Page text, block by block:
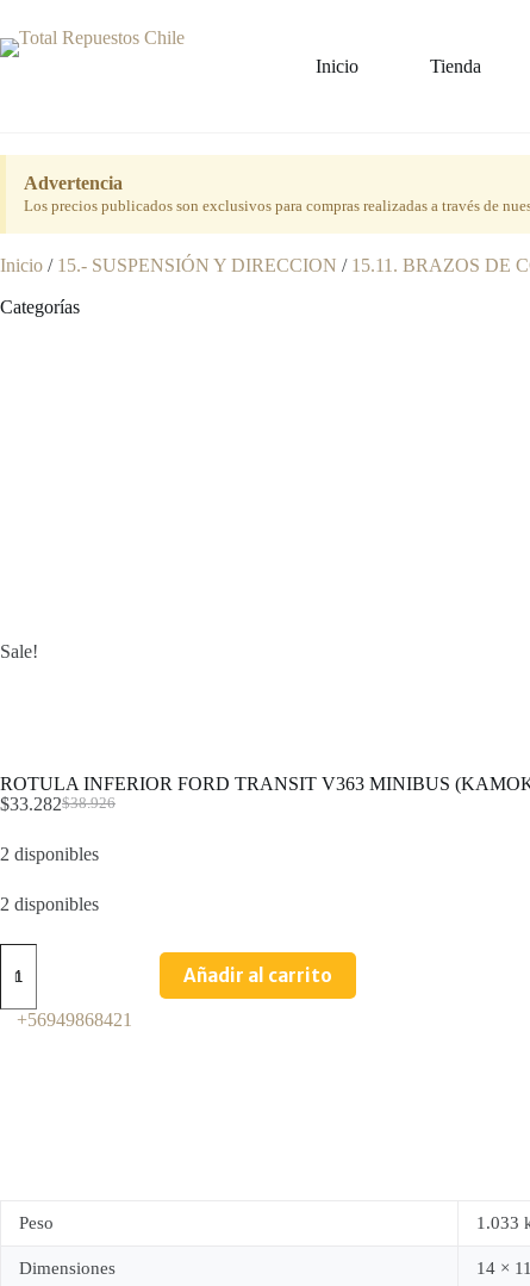
Inicio Tienda
Advertencia
Los precios publicados son exclusivos para compras realizadas a través de
Inicio / 15.- SUSPENSIÓN Y DIRECCION / 15.11. BRAZOS DE
Categorías
Sale!
ROTULA INFERIOR FORD TRANSIT V363 MINIBUS
$38.926
$33.282
2 disponibles
2 disponibles
Añadir al carrito
+56949868421
Peso 1.033
Dimensiones 14 ×